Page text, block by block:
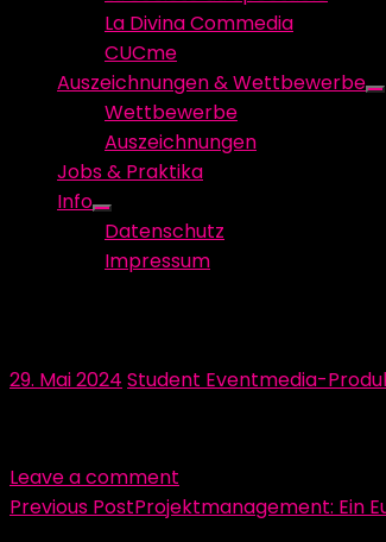
La Divina Commedia
CUCme
Auszeichnungen & Wettbewerbe
Wettbewerbe
Auszeichnungen
Jobs & Praktika
Info
Show
sub
menu
Datenschutz
Impressum
Posted
29. Mai 2024 Author
Student Eventmedia-
Leave a comment
Beitragsnavigation
Previous PostProjektmanagement: Ein